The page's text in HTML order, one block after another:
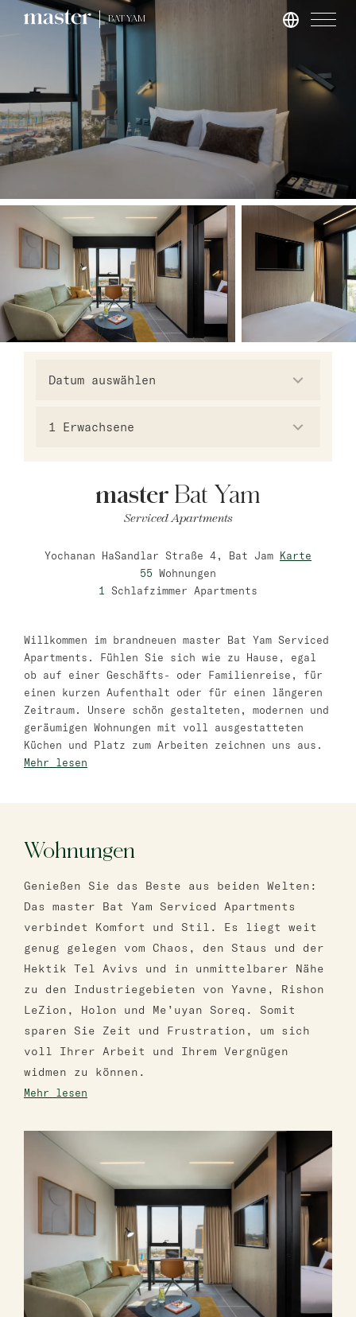
BAT YAM
master Altona
Salzburg
master Mirabell
London
master St. Paul’s
master Cannon
master Farringdon
Rom
Warschau
Neueröffnung
master Shenkin
Mazeh Tel Aviv
Bat Jam
master Bat Yam
1 Erwachsene
master Bat Yam
Serviced Apartments
Yochanan HaSandlar Straße 4, Bat Jam Karte
55 Wohnungen
1
Schlafzimmer Apartments
Willkommen im brandneuen master Bat Yam Serviced
Apartments. Fühlen Sie sich wie zu Hause, egal
ob auf einer Geschäfts- oder Familienreise, für
einen kurzen Aufenthalt oder für einen längeren
Zeitraum. Unsere schön gestalteten, modernen und
geräumigen Wohnungen mit voll ausgestatteten
Küchen und Platz zum Arbeiten zeichnen uns aus.
Mehr lesen
Wohnungen
Genießen Sie das Beste aus beiden Welten:
Das master Bat Yam Serviced Apartments
verbindet Komfort und Stil. Es liegt weit
genug gelegen vom Chaos, den Staus und der
Hektik Tel Avivs und in unmittelbarer Nähe
zu den Industriegebieten von Yavne, Rishon
LeZion, Holon und Me’uyan Soreq. Somit
sparen Sie Zeit und Frustration, um sich
voll Ihrer Arbeit und Ihrem Vergnügen
widmen zu können.
Mehr lesen